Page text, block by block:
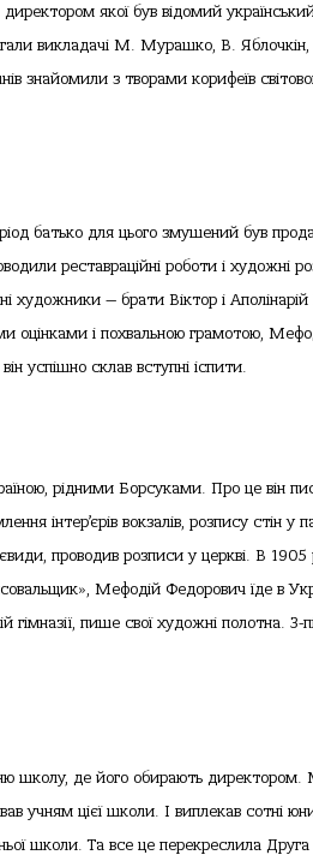
директором якої був відомий
викладачі М. Мурашко, В.
знайомили з творами корифеїв
батько для цього змушений був
реставраційні роботи і художні
художники — брати Віктор і
оцінками і похвальною грамотою,
успішно склав вступні іспити.
рідними Борсуками. Про це він
інтер’єрів вокзалів, розпису стін у
проводив розписи у церкві. В
Мефодій Федорович їде в
пише свої художні полотна. З-
школу, де його обирають
учням цієї школи. І виплекав сотні
школи. Та все це перекреслила Друга